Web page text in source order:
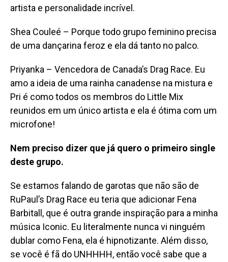
artista e personalidade incrível.
Shea Couleé – Porque todo grupo feminino precisa
de uma dançarina feroz e ela dá tanto no palco.
Priyanka – Vencedora de Canada’s Drag Race. Eu
amo a ideia de uma rainha canadense na mistura e
Pri é como todos os membros do Little Mix
reunidos em um único artista e ela é ótima com um
microfone!
Nem preciso dizer que já quero o primeiro single
deste grupo.
Se estamos falando de garotas que não são de
RuPaul’s Drag Race eu teria que adicionar Fena
Barbitall, que é outra grande inspiração para a minha
música Iconic. Eu literalmente nunca vi ninguém
dublar como Fena, ela é hipnotizante. Além disso,
se você é fã do UNHHHH, então você sabe que a